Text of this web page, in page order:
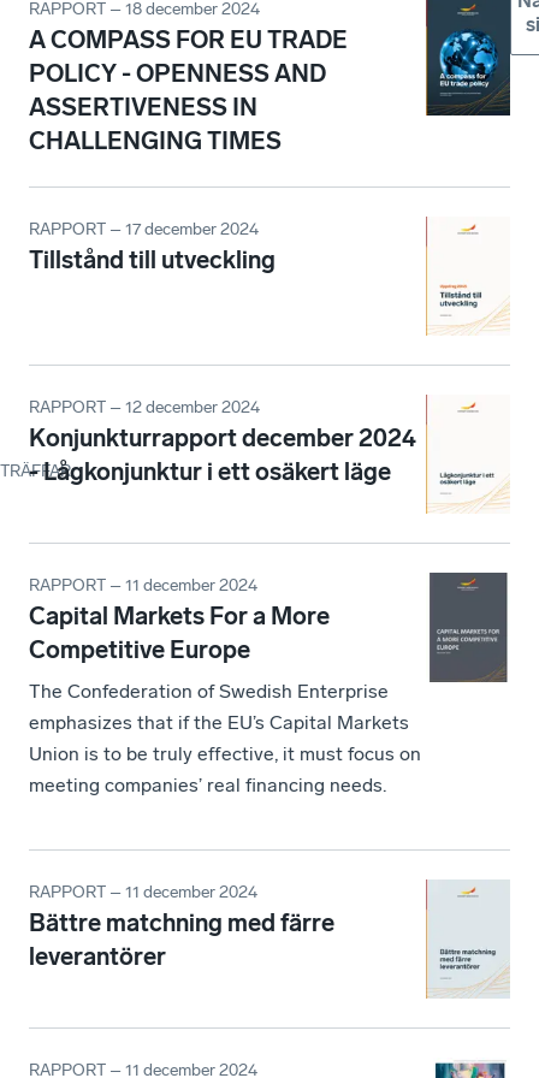
TRÄFFAR:
RAPPORT – 18 december 2024
A COMPASS FOR EU TRADE
POLICY - OPENNESS AND
ASSERTIVENESS IN
CHALLENGING TIMES
RAPPORT – 17 december 2024
Tillstånd till utveckling
RAPPORT – 12 december 2024
Konjunkturrapport december 2024
- Lågkonjunktur i ett osäkert läge
RAPPORT – 11 december 2024
Capital Markets For a More
Competitive Europe
The Confederation of Swedish Enterprise
emphasizes that if the EU’s Capital Markets
Union is to be truly effective, it must focus on
meeting companies’ real financing needs.
RAPPORT – 11 december 2024
Bättre matchning med färre
leverantörer
RAPPORT – 11 december 2024